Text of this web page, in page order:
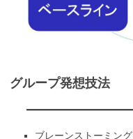
グループ発想技法
ブレーンストーミング